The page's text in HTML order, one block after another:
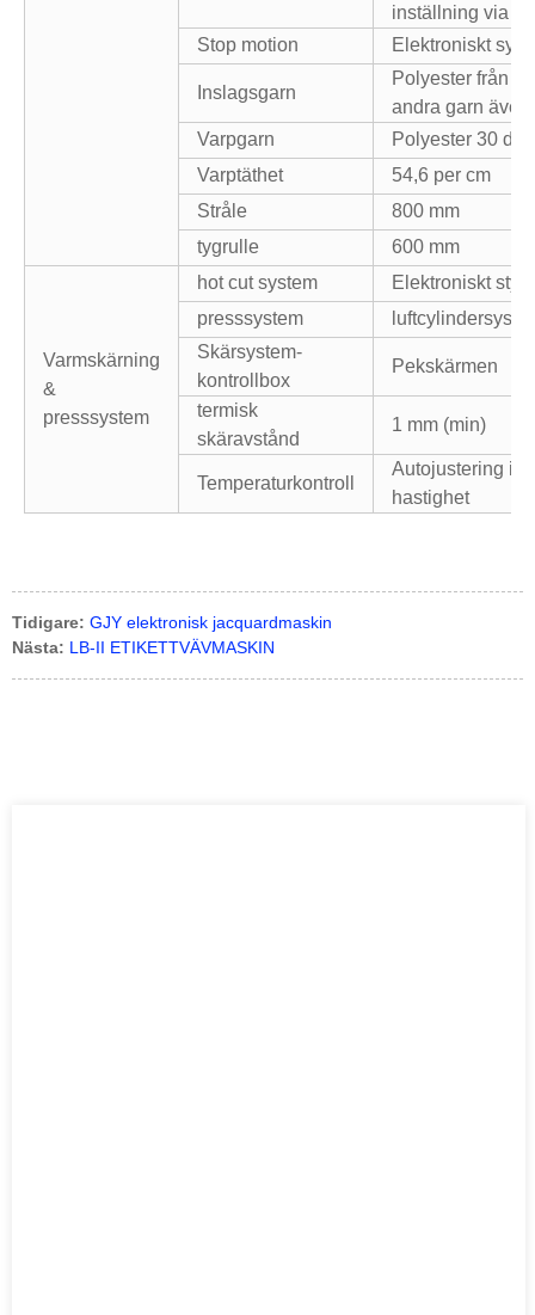
inställning via
Stop motion
Elektroniskt
Inslagsgarn
Polyester från
andra garn
Varpgarn
Polyester 30
Varptäthet
54,6 per cm
Stråle
800 mm
tygrulle
600 mm
Varmskärning
&
presssystem
hot cut system
Elektroniskt
presssystem
Skärsystem-
kontrollbox
Pekskärmen
termisk
skäravstånd
1 mm (min)
Temperaturkontroll
Autojustering i
hastighet
Tidigare: GJY elektronisk jacquardmaskin
Nästa: LB-II ETIKETTVÄVMASKIN